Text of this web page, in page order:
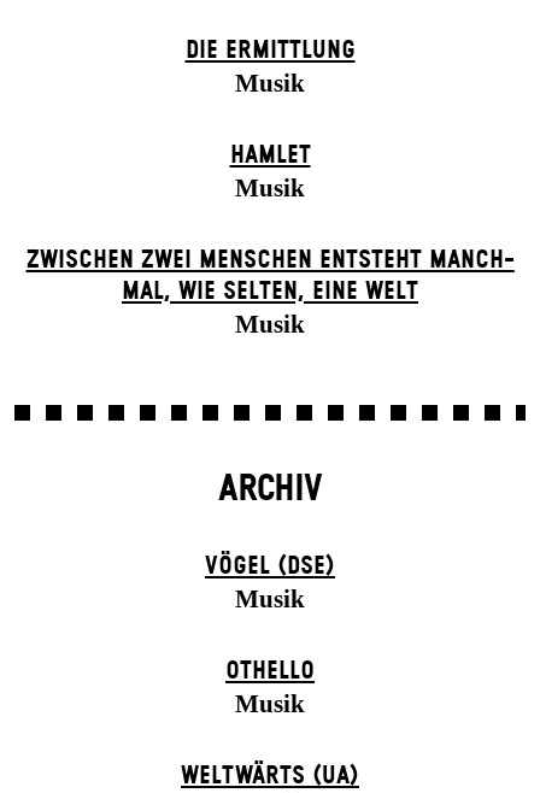
DIE ERMITTLUNG
Musik
HAMLET
Musik
ZWISCHEN ZWEI MENSCHEN ENT­STEHT MANCH­
MAL, WIE SELTEN, EINE WELT
Musik
ARCHIV
VÖGEL (DSE)
Musik
OTHELLO
Musik
WELTWÄRTS (UA)